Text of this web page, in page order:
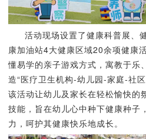
活动现场设置了健康科普展、
康加油站4大健康区域20余项健康
懂易学的亲子游戏方式，寓教于乐
造“医疗卫生机构-幼儿园-家庭-社
该活动让幼儿及家长在轻松愉快的
技能，旨在幼儿心中种下健康种子
力，呵护其健康快乐地成长。